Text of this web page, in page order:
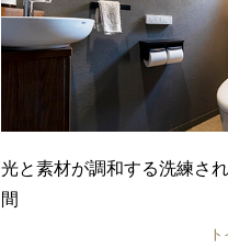
光と素材が調和する洗練さ
間